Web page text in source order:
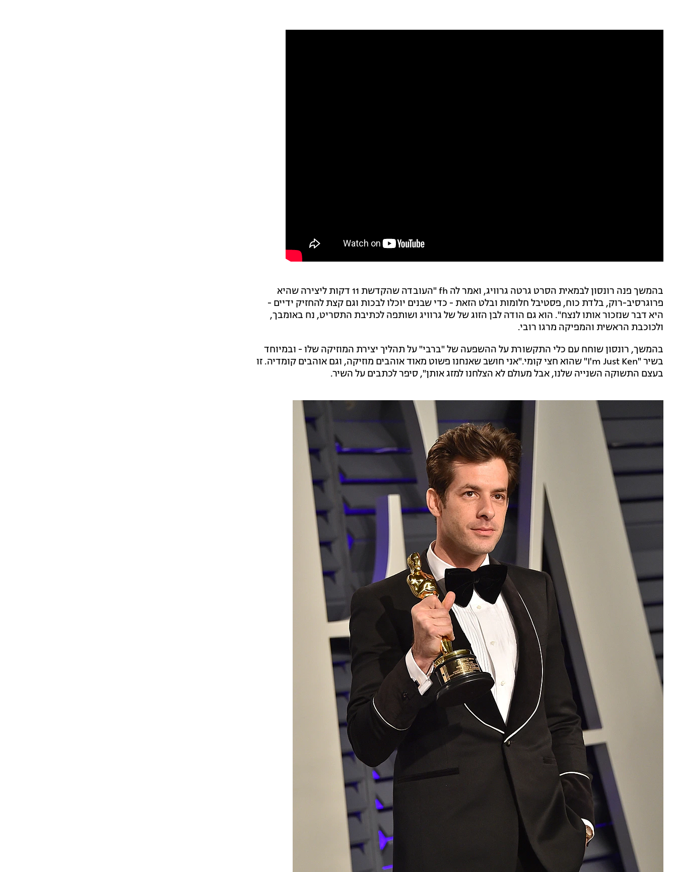
בהמשך פנה רונסון לבמאית הסרט גרטה גרוויג, ואמר לה fh "העובדה שהקדשת 11 דקות ליצירה שהיא
פרוגרסיב-רוק, בלדת כוח, פסטיבל חלומות ובלט הזאת - כדי שבנים יוכלו לבכות וגם קצת להחזיק ידיים -
היא דבר שנזכור אותו לנצח". הוא גם הודה לבן הזוג של של גרוויג ושותפה לכתיבת התסריט, נח באומבך,
ולכוכבת הראשית והמפיקה מרגו רובי.
בהמשך, רונסון שוחח עם כלי התקשורת על ההשפעה של "ברבי" על תהליך יצירת המוזיקה שלו - ובמיוחד
בשיר "I'm Just Ken" שהוא חצי קומי."אני חושב שאנחנו פשוט מאוד אוהבים מוזיקה, וגם אוהבים קומדיה. זו
בעצם התשוקה השנייה שלנו, אבל מעולם לא הצלחנו למזג אותן", סיפר לכתבים על השיר.